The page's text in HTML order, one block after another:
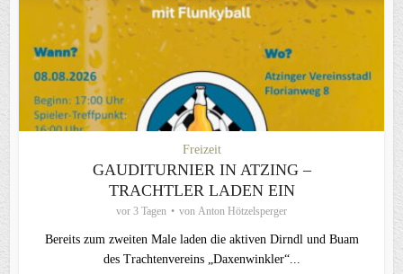
Freizeit
GAUDITURNIER IN ATZING –
TRACHTLER LADEN EIN
vor 3 Tagen von Anton Hötzelsperger
Bereits zum zweiten Male laden die aktiven Dirndl und Buam
des Trachtenvereins „Daxenwinkler“...